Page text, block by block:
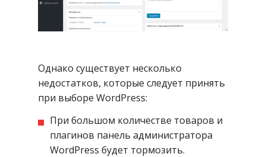
Однако существует несколько
недостатков, которые следует принять
при выборе WordPress:
При большом количестве товаров и
плагинов панель администратора
WordPress будет тормозить.